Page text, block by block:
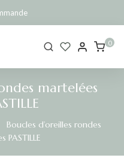
0
martelées
Boucles d’oreilles rondes
PASTILLE